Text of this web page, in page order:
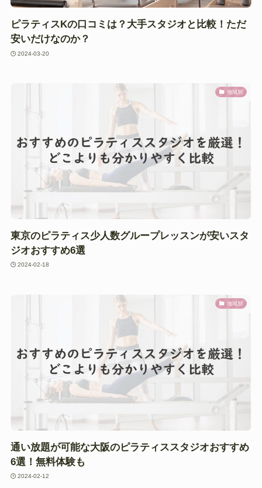
ピラティスKの口コミは？大手スタジオと比較！ただ
安いだけなのか？
2024-03-20
地域別
東京のピラティス少人数グループレッスンが安いスタ
ジオおすすめ6選
2024-02-18
地域別
通い放題が可能な大阪のピラティススタジオおすすめ
6選！無料体験も
2024-02-12